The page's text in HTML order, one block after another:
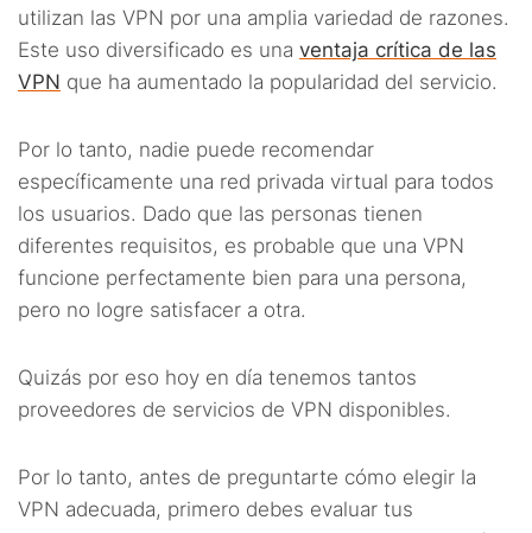
utilizan las VPN por una amplia variedad de razones.
Este uso diversificado es una ventaja crítica de las
VPN que ha aumentado la popularidad del servicio.
Por lo tanto, nadie puede recomendar
específicamente una red privada virtual para todos
los usuarios. Dado que las personas tienen
diferentes requisitos, es probable que una VPN
funcione perfectamente bien para una persona,
pero no logre satisfacer a otra.
Quizás por eso hoy en día tenemos tantos
proveedores de servicios de VPN disponibles.
Por lo tanto, antes de preguntarte cómo elegir la
VPN adecuada, primero debes evaluar tus